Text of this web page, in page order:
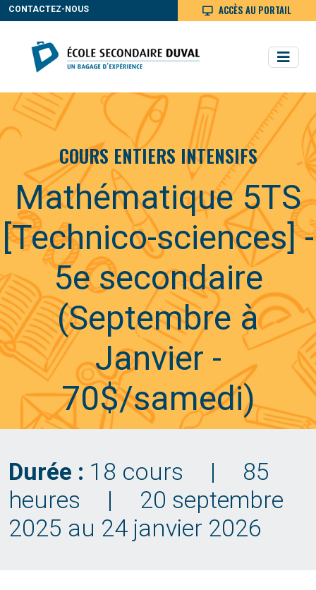
CONTACTEZ-NOUS ACCÈS AU PORTAIL
COURS ENTIERS INTENSIFS
Mathématique 5TS
[Technico-sciences] -
5e secondaire
(Septembre à
Janvier -
70$/samedi)
Durée : 18 cours |
85
heures
|
20 septembre
2025 au 24 janvier 2026